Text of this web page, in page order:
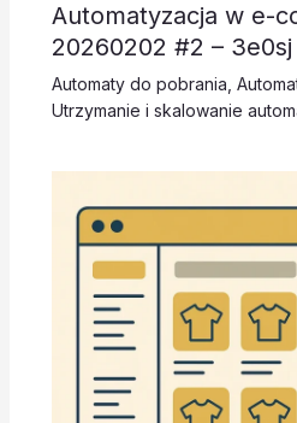
Automatyzacja w e-
20260202 #2 – 3e0sj
Automaty do pobrania
Utrzymanie i skalowanie